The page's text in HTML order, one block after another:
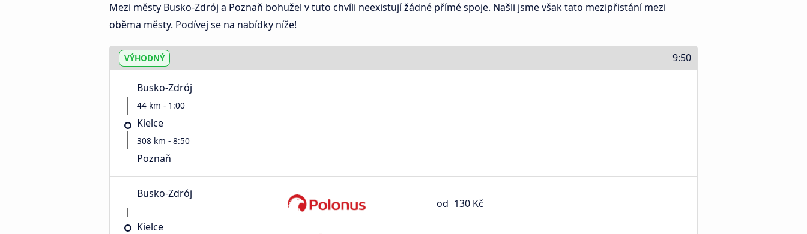
Mezi městy Busko-Zdrój a Poznaň bohužel v tuto chvíli neexistují žádné přímé spoje. Našli jsme však tato mezipřistání mezi
oběma městy. Podívej se na nabídky níže!
VÝHODNÝ 9:50
Busko-Zdrój
44 km - 1:00
Kielce
308 km - 8:50
Poznaň
Busko-Zdrój
Kielce
od 130 Kč